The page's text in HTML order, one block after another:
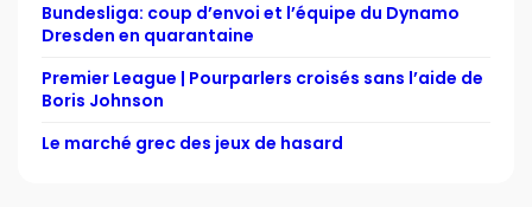
Bundesliga: coup d’envoi et l’équipe du Dynamo
Dresden en quarantaine
Premier League | Pourparlers croisés sans l’aide de
Boris Johnson
Le marché grec des jeux de hasard